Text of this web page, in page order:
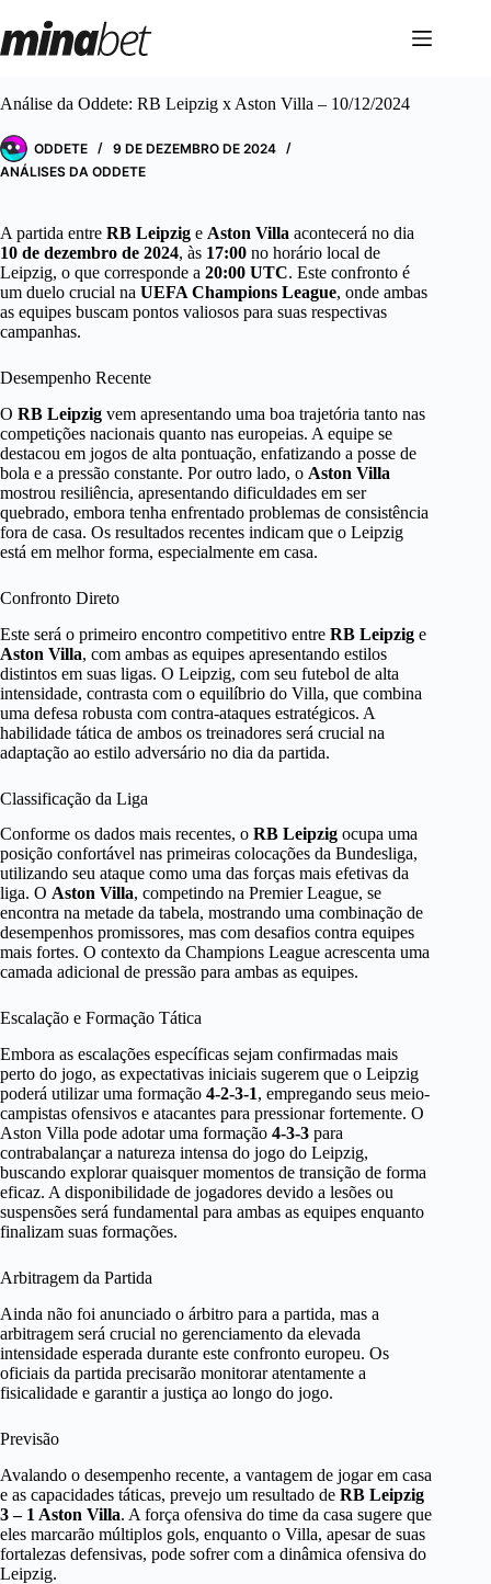
para
o
Análise da Oddete: RB Leipzig x Aston Villa – 10/12/2024
ODDETE
9 DE DEZEMBRO DE 2024
ANÁLISES DA ODDETE
A partida entre RB Leipzig e Aston Villa acontecerá no dia
10 de dezembro de 2024, às 17:00 no horário local de
Leipzig, o que corresponde a 20:00 UTC. Este confronto é
um duelo crucial na UEFA Champions League, onde ambas
as equipes buscam pontos valiosos para suas respectivas
campanhas.
Desempenho Recente
O RB Leipzig vem apresentando uma boa trajetória tanto nas
competições nacionais quanto nas europeias. A equipe se
destacou em jogos de alta pontuação, enfatizando a posse de
bola e a pressão constante. Por outro lado, o Aston Villa
mostrou resiliência, apresentando dificuldades em ser
quebrado, embora tenha enfrentado problemas de consistência
fora de casa. Os resultados recentes indicam que o Leipzig
está em melhor forma, especialmente em casa.
Confronto Direto
Este será o primeiro encontro competitivo entre RB Leipzig e
Aston Villa, com ambas as equipes apresentando estilos
distintos em suas ligas. O Leipzig, com seu futebol de alta
intensidade, contrasta com o equilíbrio do Villa, que combina
uma defesa robusta com contra-ataques estratégicos. A
habilidade tática de ambos os treinadores será crucial na
adaptação ao estilo adversário no dia da partida.
Classificação da Liga
Conforme os dados mais recentes, o RB Leipzig ocupa uma
posição confortável nas primeiras colocações da Bundesliga,
utilizando seu ataque como uma das forças mais efetivas da
liga. O Aston Villa, competindo na Premier League, se
encontra na metade da tabela, mostrando uma combinação de
desempenhos promissores, mas com desafios contra equipes
mais fortes. O contexto da Champions League acrescenta uma
camada adicional de pressão para ambas as equipes.
Escalação e Formação Tática
Embora as escalações específicas sejam confirmadas mais
perto do jogo, as expectativas iniciais sugerem que o Leipzig
poderá utilizar uma formação 4-2-3-1, empregando seus meio-
campistas ofensivos e atacantes para pressionar fortemente. O
Aston Villa pode adotar uma formação 4-3-3 para
contrabalançar a natureza intensa do jogo do Leipzig,
buscando explorar quaisquer momentos de transição de forma
eficaz. A disponibilidade de jogadores devido a lesões ou
suspensões será fundamental para ambas as equipes enquanto
finalizam suas formações.
Arbitragem da Partida
Ainda não foi anunciado o árbitro para a partida, mas a
arbitragem será crucial no gerenciamento da elevada
intensidade esperada durante este confronto europeu. Os
oficiais da partida precisarão monitorar atentamente a
fisicalidade e garantir a justiça ao longo do jogo.
Previsão
Avalando o desempenho recente, a vantagem de jogar em casa
e as capacidades táticas, prevejo um resultado de RB Leipzig
3 – 1 Aston Villa. A força ofensiva do time da casa sugere que
eles marcarão múltiplos gols, enquanto o Villa, apesar de suas
fortalezas defensivas, pode sofrer com a dinâmica ofensiva do
Leipzig.